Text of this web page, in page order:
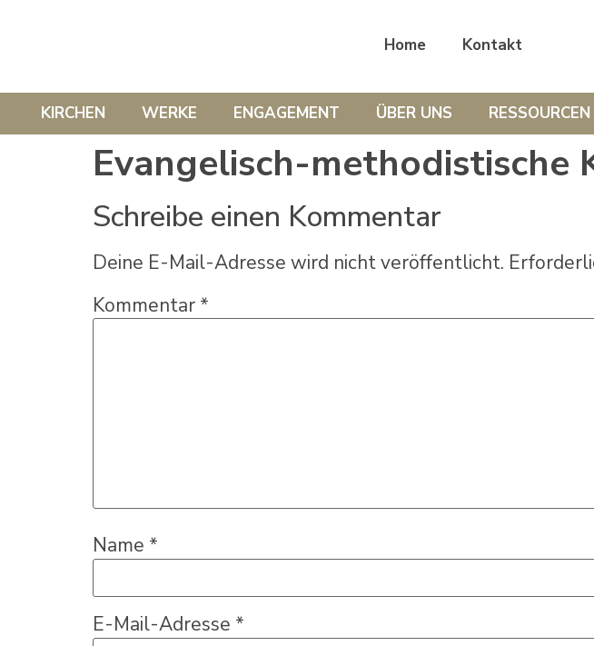
Home Kontakt
KIRCHEN WERKE ENGAGEMENT ÜBER UNS RESSOURCEN
Evangelisch-methodistische
Schreibe einen Kommentar
Deine E-Mail-Adresse wird nicht veröffentlicht.
Kommentar *
Name *
E-Mail-Adresse *